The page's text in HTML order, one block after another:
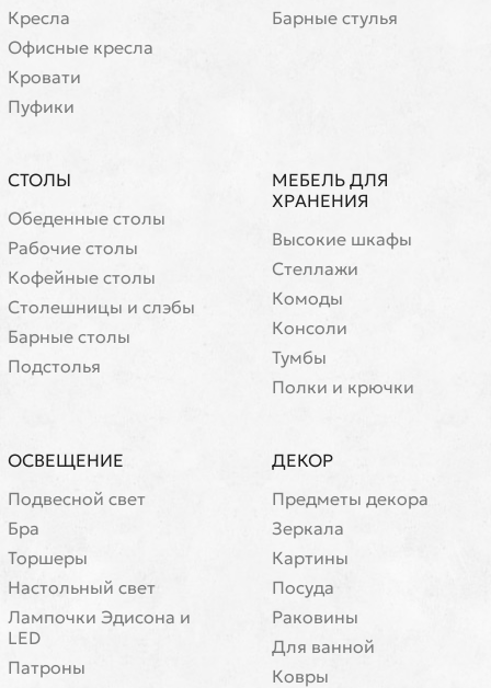
Кресла
Офисные кресла
Кровати
Пуфики
Барные стулья
СТОЛЫ
Обеденные столы
Рабочие столы
Кофейные столы
Cтолешницы и слэбы
Барные столы
Подстолья
МЕБЕЛЬ ДЛЯ
ХРАНЕНИЯ
Высокие шкафы
Стеллажи
Комоды
Консоли
Тумбы
Полки и крючки
ОСВЕЩЕНИЕ
Подвесной свет
Бра
Торшеры
Настольный свет
Лампочки Эдисона и
LED
Патроны
ДЕКОР
Предметы декора
Зеркала
Картины
Посуда
Раковины
Для ванной
Ковры